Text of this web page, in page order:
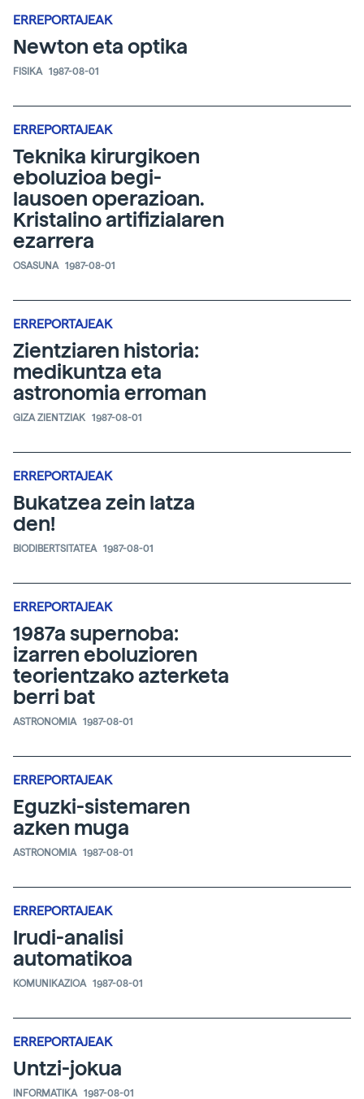
ERREPORTAJEAK
Newton eta optika
FISIKA 1987-08-01
ERREPORTAJEAK
Teknika kirurgikoen
eboluzioa begi-
lausoen operazioan.
Kristalino artifizialaren
ezarrera
OSASUNA 1987-08-01
ERREPORTAJEAK
Zientziaren historia:
medikuntza eta
astronomia erroman
GIZA ZIENTZIAK 1987-08-01
ERREPORTAJEAK
Bukatzea zein latza
den!
BIODIBERTSITATEA 1987-08-01
ERREPORTAJEAK
1987a supernoba:
izarren eboluzioren
teorientzako azterketa
berri bat
ASTRONOMIA 1987-08-01
ERREPORTAJEAK
Eguzki-sistemaren
azken muga
ASTRONOMIA 1987-08-01
ERREPORTAJEAK
Irudi-analisi
automatikoa
KOMUNIKAZIOA 1987-08-01
ERREPORTAJEAK
Untzi-jokua
INFORMATIKA 1987-08-01